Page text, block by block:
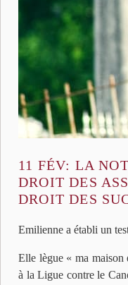
11 FÉV: LA
DROIT DES
DROIT DES
Emilienne a établi un
Elle lègue « ma maison
à la Ligue contre le